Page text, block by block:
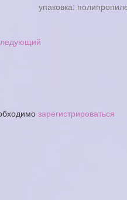
упаковка:
зарегистрироваться